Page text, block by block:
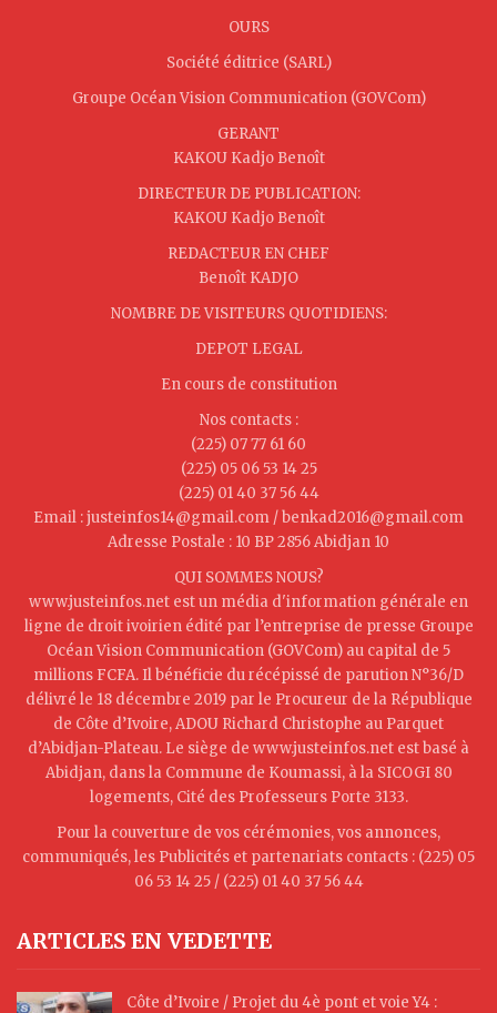
OURS
Société éditrice (SARL)
Groupe Océan Vision Communication (GOVCom)
GERANT
KAKOU Kadjo Benoît
DIRECTEUR DE PUBLICATION:
KAKOU Kadjo Benoît
REDACTEUR EN CHEF
Benoît KADJO
NOMBRE DE VISITEURS QUOTIDIENS:
DEPOT LEGAL
En cours de constitution
Nos contacts :
(225) 07 77 61 60
(225) 05 06 53 14 25
(225) 01 40 37 56 44
Email : justeinfos14@gmail.com / benkad2016@gmail.com
Adresse Postale : 10 BP 2856 Abidjan 10
QUI SOMMES NOUS?
www.justeinfos.net est un média d'information générale en
ligne de droit ivoirien édité par l’entreprise de presse Groupe
Océan Vision Communication (GOVCom) au capital de 5
millions FCFA. Il bénéficie du récépissé de parution N°36/D
délivré le 18 décembre 2019 par le Procureur de la République
de Côte d’Ivoire, ADOU Richard Christophe au Parquet
d’Abidjan-Plateau. Le siège de www.justeinfos.net est basé à
Abidjan, dans la Commune de Koumassi, à la SICOGI 80
logements, Cité des Professeurs Porte 3133.
Pour la couverture de vos cérémonies, vos annonces,
communiqués, les Publicités et partenariats contacts : (225) 05
06 53 14 25 / (225) 01 40 37 56 44
ARTICLES EN VEDETTE
Côte d’Ivoire / Projet du 4è pont et voie Y4 :